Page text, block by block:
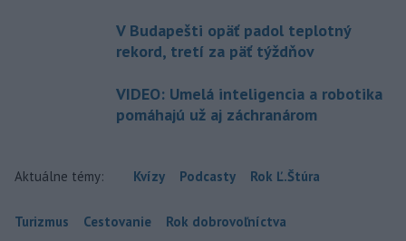
V Budapešti opäť padol teplotný
rekord, tretí za päť týždňov
VIDEO: Umelá inteligencia a robotika
pomáhajú už aj záchranárom
Aktuálne témy: Kvízy Podcasty Rok Ľ.Štúra
Turizmus Cestovanie Rok dobrovoľníctva